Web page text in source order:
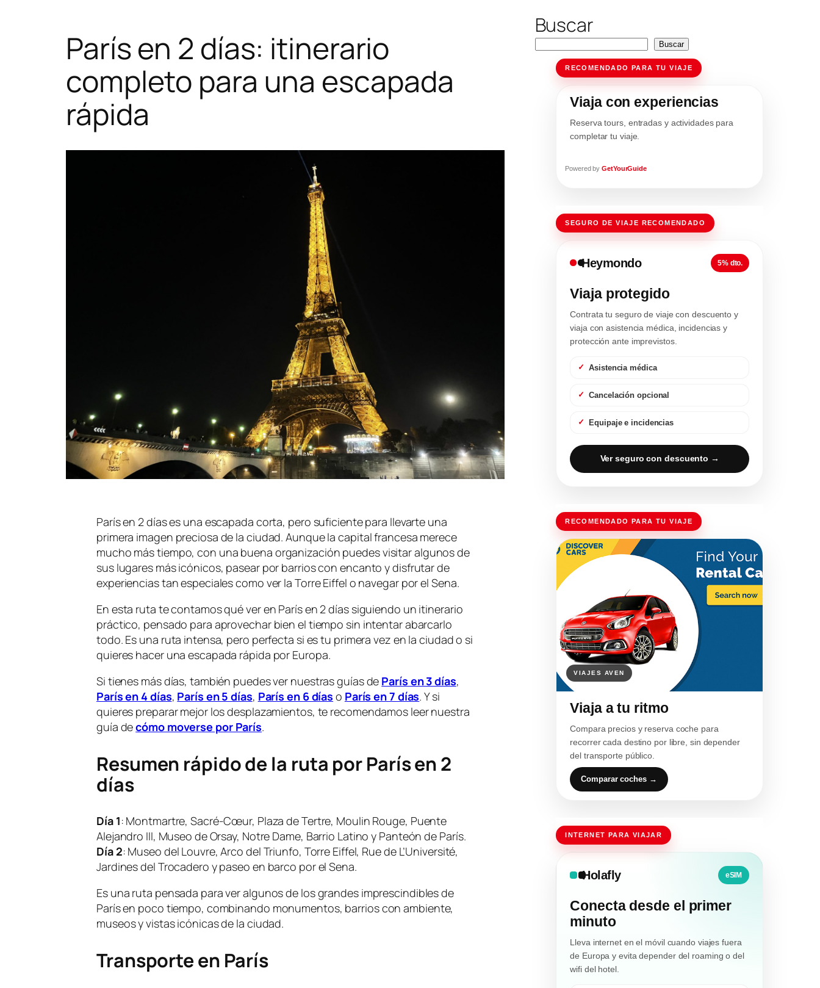
París en 2 días: itinerario
completo para una escapada
rápida
París en 2 días es una escapada corta, pero suficiente para llevarte una
primera imagen preciosa de la ciudad. Aunque la capital francesa merece
mucho más tiempo, con una buena organización puedes visitar algunos de
sus lugares más icónicos, pasear por barrios con encanto y disfrutar de
experiencias tan especiales como ver la Torre Eiffel o navegar por el Sena.
En esta ruta te contamos qué ver en París en 2 días siguiendo un itinerario
práctico, pensado para aprovechar bien el tiempo sin intentar abarcarlo
todo. Es una ruta intensa, pero perfecta si es tu primera vez en la ciudad o si
quieres hacer una escapada rápida por Europa.
Si tienes más días, también puedes ver nuestras guías de París en 3 días,
París en 4 días, París en 5 días, París en 6 días o París en 7 días. Y si
quieres preparar mejor los desplazamientos, te recomendamos leer nuestra
guía decómo moverse por París.
Resumen rápido de la ruta por París en 2
días
Día 1: Montmartre, Sacré-Cœur, Plaza de Tertre, Moulin Rouge, Puente
Alejandro III, Museo de Orsay, Notre Dame, Barrio Latino y Panteón de París.
Día 2: Museo del Louvre, Arco del Triunfo, Torre Eiffel, Rue de L’Université,
Jardines del Trocadero y paseo en barco por el Sena.
Es una ruta pensada para ver algunos de los grandes imprescindibles de
París en poco tiempo, combinando monumentos, barrios con ambiente,
museos y vistas icónicas de la ciudad.
Transporte en París
Buscar
Buscar
RECOMENDADO PARA TU VIAJE
Viaja con experiencias
Reserva tours, entradas y actividades para
completar tu viaje.
Powered byGetYourGuide
SEGURO DE VIAJE RECOMENDADO
Heymondo 5% dto.
Viaja protegido
Contrata tu seguro de viaje con descuento y
viaja con asistencia médica, incidencias y
protección ante imprevistos.
Asistencia médica
Cancelación opcional
Equipaje e incidencias
Ver seguro con descuento →
RECOMENDADO PARA TU VIAJE
Viaja a tu ritmo
Compara precios y reserva coche para
recorrer cada destino por libre, sin depender
del transporte público.
Comparar coches →
INTERNET PARA VIAJAR
Holafly eSIM
Conecta desde el primer
minuto
Lleva internet en el móvil cuando viajes fuera
de Europa y evita depender del roaming o del
wifi del hotel.